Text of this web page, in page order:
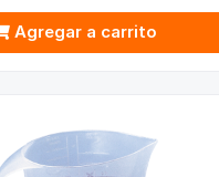
Agregar a carrito